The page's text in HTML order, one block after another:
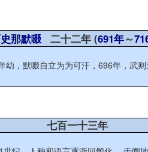
那默啜二十二年 (691年～
，默啜自立为为可汗，696年，武
七百一十三年